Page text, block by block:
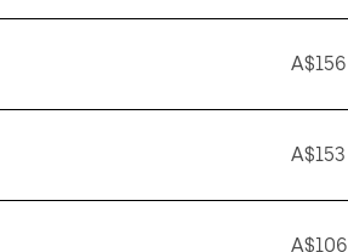
A$156
A$153
A$106